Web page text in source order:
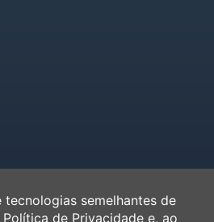
semelhantes de
Política de Privacidade e, ao